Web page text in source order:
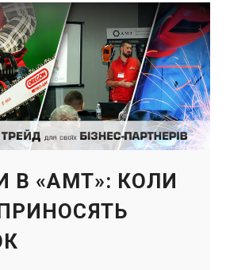
В «АМТ»: КОЛИ